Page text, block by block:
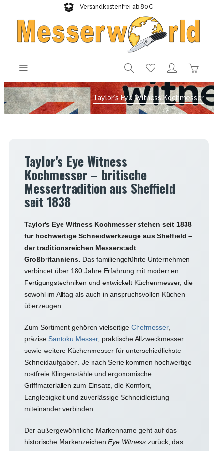
Versandkostenfrei ab 80€
Gratisversand sichern!
Taylor´s Eye Witness Kochmesser
Taylor's Eye Witness
Kochmesser – britische
Messertradition aus Sheffield
seit 1838
Taylor's Eye Witness Kochmesser stehen seit 1838
für hochwertige Schneidwerkzeuge aus Sheffield –
der traditionsreichen Messerstadt
Großbritanniens. Das familiengeführte Unternehmen
verbindet über 180 Jahre Erfahrung mit modernen
Fertigungstechniken und entwickelt Küchenmesser, die
sowohl im Alltag als auch in anspruchsvollen Küchen
überzeugen.
Zum Sortiment gehören vielseitige Chefmesser,
präzise Santoku Messer, praktische Allzweckmesser
sowie weitere Küchenmesser für unterschiedlichste
Schneidaufgaben. Je nach Serie kommen hochwertige
rostfreie Klingenstähle und ergonomische
Griffmaterialien zum Einsatz, die Komfort,
Langlebigkeit und zuverlässige Schneidleistung
miteinander verbinden.
Der außergewöhnliche Markenname geht auf das
historische Markenzeichen Eye Witnesszurück, das